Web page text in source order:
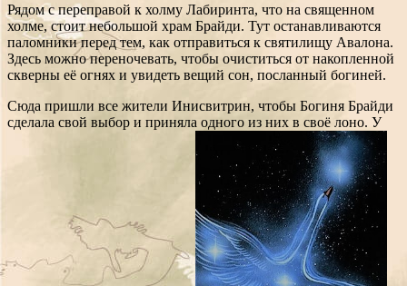
Рядом с переправой к холму Лабиринта, что на священном
холме, стоит небольшой храм Брайди. Тут останавливаются
паломники перед тем, как отправиться к святилищу Авалона.
Здесь можно переночевать, чтобы очиститься от накопленной
скверны её огнях и увидеть вещий сон, посланный богиней.
Сюда пришли все жители Инисвитрин, чтобы Богиня Брайди
сделала свой выбор и приняла одного из них в своё лоно. У